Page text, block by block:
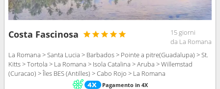
Costa Fascinosa
15 giorni
da La Romana
La Romana > Santa Lucia > Barbados > Pointe a pitre(Guadalupa) > St.
Kitts > Tortola > La Romana > Isola Catalina > Aruba > Willemstad
(Curacao) > Îles BES (Antilles) > Cabo Rojo > La Romana
Pagamento in 4X